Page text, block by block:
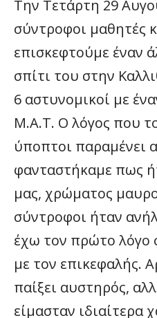
Την Τετάρτη 29
σύντροφοι μαθητές
επισκεφτούμε έναν
σπίτι του στην
6 αστυνομικοί με
Μ.Α.Τ. Ο λόγος που
ύποπτοι παραμένει
φανταστήκαμε πως
μας, χρώματος
σύντροφοι ήταν
έχω τον πρώτο λόγο
με τον επικεφαλής.
παίξει αυστηρός,
είμασταν ιδιαίτερα